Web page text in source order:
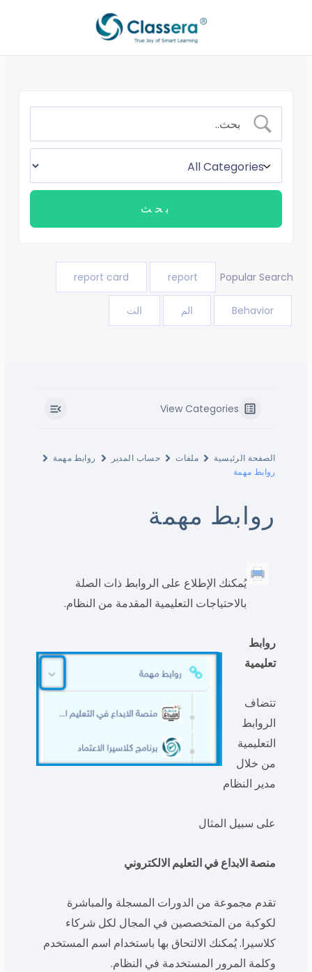
Popular Search
report
report card
Behavior الم الت
View Categories
الصفحة الرئيسية ملفات حساب المدير
روابط مهمة
روابط مهمة
روابط مهمة
يُمكنك الإطلاع على الروابط ذات الصلة
بالاحتياجات التعليمية المقدمة من النظام.
روابط
تعليمية
تتضاف
الروابط
التعليمية
من خلال
مدير النظام
على سبيل المثال
منصة الابداع في التعليم الالكتروني
تقدم مجموعة من الدورات المسجلة والمباشرة
لكوكبة من المتخصصين في المجال لكل شركاء
كلاسيرا. يُمكنك الالتحاق بها باستخدام اسم المستخدم
وكلمة المرور المستخدمة في النظام.